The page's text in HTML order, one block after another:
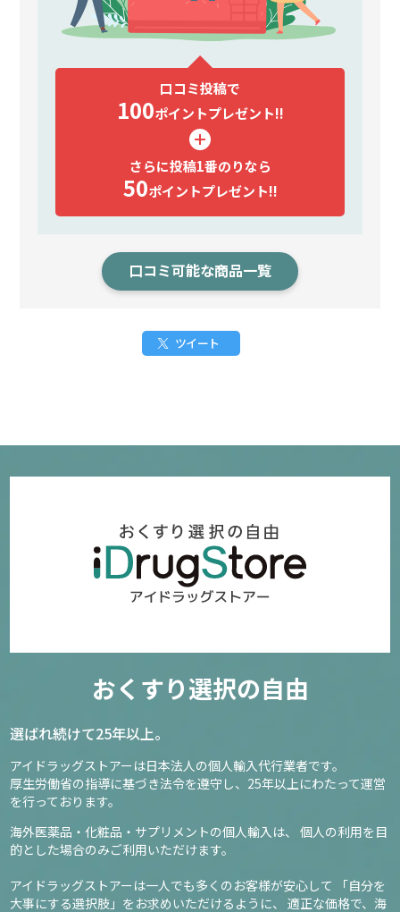
口コミ投稿で
100ポイントプレゼント!!
さらに投稿1番のりなら
50ポイントプレゼント!!
口コミ可能な商品一覧
ツイート
おくすり選択の自由
選ばれ続けて25年以上。
アイドラッグストアーは日本法人の個人輸入代行業者です。
厚生労働省の指導に基づき法令を遵守し、 25年以上にわたって運営
を行っております。
海外医薬品・化粧品・サプリメントの個人輸入は、
個人の利用を目
的とした場合のみご利用いただけます。
アイドラッグストアーは一人でも多くのお客様が安心して
「自分を
大事にする選択肢」をお求めいただけるように、
適正な価格で、海